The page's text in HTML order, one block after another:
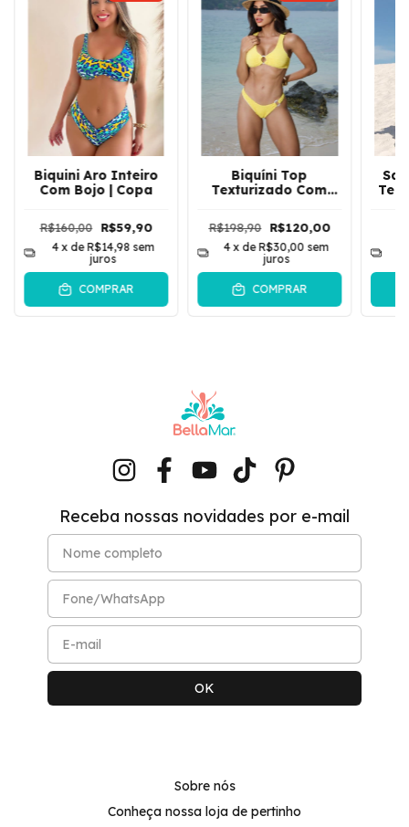
Biquini Aro Inteiro
Com Bojo | Copa
R$160,00 R$59,90
4 x deR$14,98 sem
juros
COMPRAR
Biquíni Top
Texturizado Com
| Amarelo
R$198,90 R$120,00
4 x deR$30,00 sem
juros
COMPRAR
Receba nossas novidades por e-mail
Sobre nós
Conheça nossa loja de pertinho